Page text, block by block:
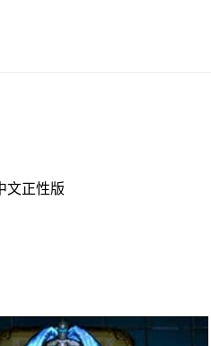
文正性版